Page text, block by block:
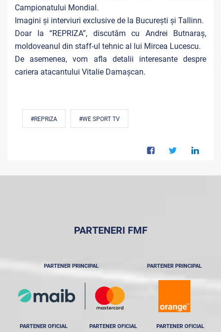
Campionatului Mondial.
Imagini și interviuri exclusive de la București și Tallinn.
Doar la “REPRIZA”, discutăm cu Andrei Butnaraș,
moldoveanul din staff-ul tehnic al lui Mircea Lucescu.
De asemenea, vom afla detalii interesante despre
cariera atacantului Vitalie Damașcan.
#REPRIZA #WE SPORT TV
PARTENERI FMF
PARTENER PRINCIPAL PARTENER PRINCIPAL
PARTENER OFICIAL PARTENER OFICIAL PARTENER OFICIAL